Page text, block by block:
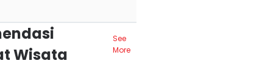
Wisata
See
More